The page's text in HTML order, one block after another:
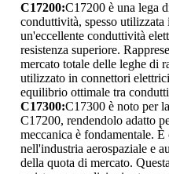
C17200:C17200 è una lega
conduttività, spesso
un'eccellente conduttività
resistenza superiore.
mercato totale delle leghe di
utilizzato in connettori
equilibrio ottimale tra
C17300:C17300 è noto per
C17200, rendendolo adatto
meccanica è fondamentale.
nell'industria aerospaziale e
della quota di mercato.